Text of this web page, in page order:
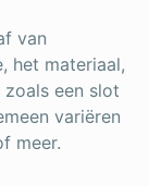
van
het materiaal,
een slot
variëren
meer.